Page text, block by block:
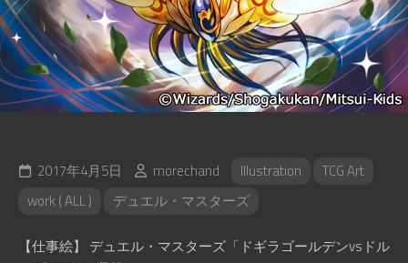
2017年4月5日 morechand Illustration
TCG Art
work ( ALL )
デュエル・マスターズ
【仕事絵】 デュエル・マスターズ「ドギラゴールデンvsドル